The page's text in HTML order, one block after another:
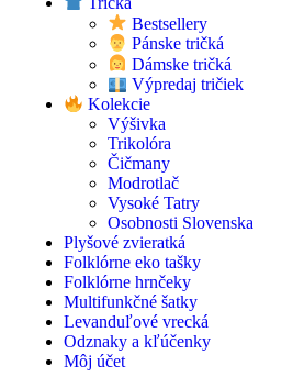
Bestsellery
Pánske tričká
Dámske tričká
Výpredaj tričiek
Kolekcie
Výšivka
Trikolóra
Čičmany
Modrotlač
Vysoké Tatry
Osobnosti Slovenska
Plyšové zvieratká
Folklórne eko tašky
Folklórne hrnčeky
Multifunkčné šatky
Levanduľové vrecká
Odznaky a kľúčenky
Môj účet